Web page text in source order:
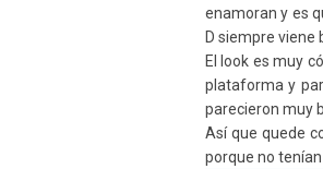
enamoran y es
D siempre viene
El look es muy
plataforma y
parecieron muy
Así que quede
porque no